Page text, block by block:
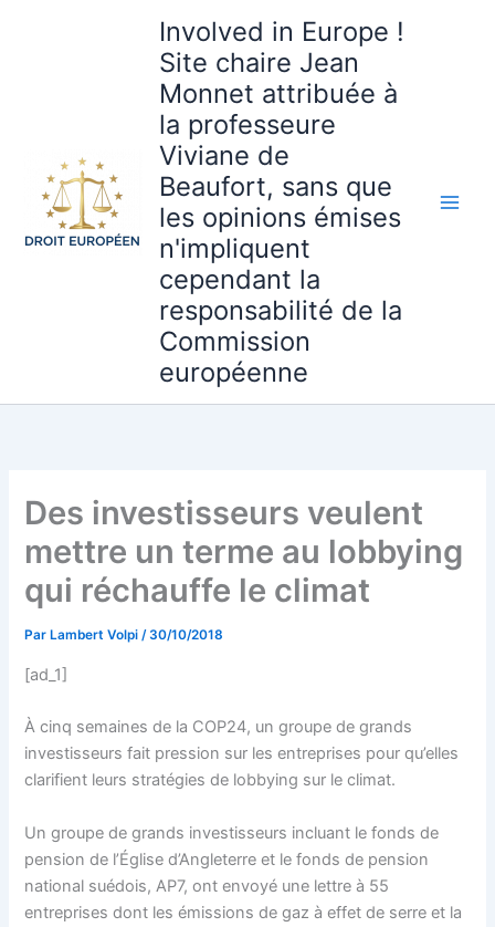
Involved in Europe !
Site chaire Jean
Monnet attribuée à
la professeure
Viviane de
Beaufort, sans que
les opinions émises
n'impliquent
cependant la
responsabilité de la
Commission
européenne
Des investisseurs veulent
mettre un terme au lobbying
qui réchauffe le climat
Par Lambert Volpi/30/10/2018
[ad_1]
À cinq semaines de la COP24, un groupe de grands
investisseurs fait pression sur les entreprises pour qu’elles
clarifient leurs stratégies de lobbying sur le climat.
Un groupe de grands investisseurs incluant le fonds de
pension de l’Église d’Angleterre et le fonds de pension
national suédois, AP7, ont envoyé une lettre à 55
entreprises dont les émissions de gaz à effet de serre et la